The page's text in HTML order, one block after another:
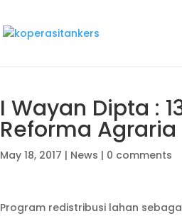
I Wayan Dipta :
Reforma Agraria
May 18, 2017 | News | 0 comments
Program redistribusi lahan